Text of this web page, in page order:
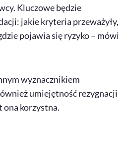
Kluczowe będzie
jakie kryteria przeważyły,
pojawia się ryzyko – mówi
wyznacznikiem
umiejętność rezygnacji
ona korzystna.